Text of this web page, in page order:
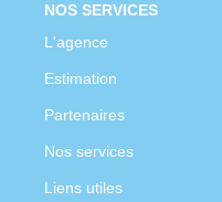
NOS SERVICES
L'agence
Estimation
Partenaires
Nos services
Liens utiles